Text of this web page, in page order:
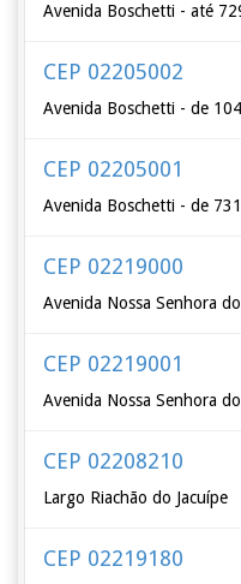
Avenida Boschetti - até
CEP 02205002
Avenida Boschetti - de
CEP 02205001
Avenida Boschetti - de
CEP 02219000
Avenida Nossa Senhora
CEP 02219001
Avenida Nossa Senhora
CEP 02208210
Largo Riachão do Jacuípe
CEP 02219180